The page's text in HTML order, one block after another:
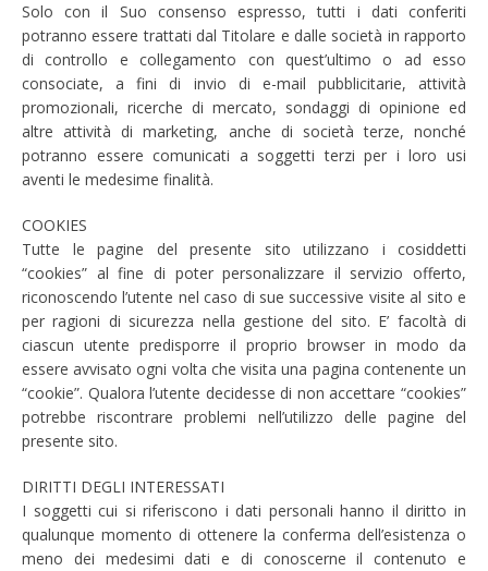
Solo con il Suo consenso espresso, tutti i dati conferiti
potranno essere trattati dal Titolare e dalle società in rapporto
di controllo e collegamento con quest’ultimo o ad esso
consociate, a fini di invio di e-mail pubblicitarie, attività
promozionali, ricerche di mercato, sondaggi di opinione ed
altre attività di marketing, anche di società terze, nonché
potranno essere comunicati a soggetti terzi per i loro usi
aventi le medesime finalità.
COOKIES
Tutte le pagine del presente sito utilizzano i cosiddetti
“cookies” al fine di poter personalizzare il servizio offerto,
riconoscendo l’utente nel caso di sue successive visite al sito e
per ragioni di sicurezza nella gestione del sito. E’ facoltà di
ciascun utente predisporre il proprio browser in modo da
essere avvisato ogni volta che visita una pagina contenente un
“cookie”. Qualora l’utente decidesse di non accettare “cookies”
potrebbe riscontrare problemi nell’utilizzo delle pagine del
presente sito.
DIRITTI DEGLI INTERESSATI
I soggetti cui si riferiscono i dati personali hanno il diritto in
qualunque momento di ottenere la conferma dell’esistenza o
meno dei medesimi dati e di conoscerne il contenuto e